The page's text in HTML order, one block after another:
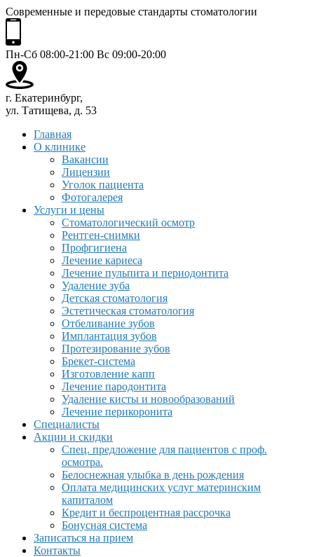
Современные и передовые стандарты стоматологии
Пн-Сб 08:00-21:00 Вс 09:00-20:00
г. Екатеринбург,
ул. Татищева, д. 53
Главная
О клинике
Вакансии
Лицензии
Уголок пациента
Фотогалерея
Услуги и цены
Стоматологический осмотр
Рентген-снимки
Профгигиена
Лечение кариеса
Лечение пульпита и периодонтита
Удаление зуба
Детская стоматология
Эстетическая стоматология
Отбеливание зубов
Имплантация зубов
Протезирование зубов
Брекет-система
Изготовление капп
Лечение пародонтита
Удаление кисты и новообразований
Лечение перикоронита
Специалисты
Акции и скидки
Спец. предложение для пациентов с проф.
осмотра.
Белоснежная улыбка в день рождения
Оплата медицинских услуг материнским
капиталом
Кредит и беспроцентная рассрочка
Бонусная система
Записаться на прием
Контакты